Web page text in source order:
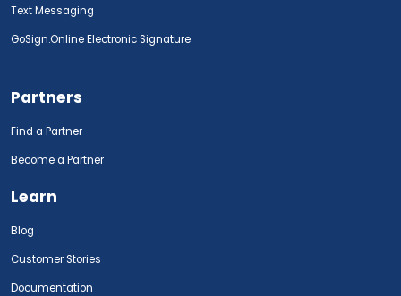
Text Messaging
GoSign.Online Electronic Signature
Partners
Find a Partner
Become a Partner
Learn
Blog
Customer Stories
Documentation